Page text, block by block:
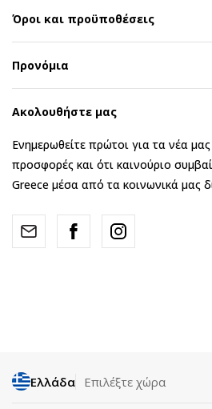
Όροι και προϋποθέσεις
Προνόμια
Ακολουθήστε μας
Ενημερωθείτε πρώτοι για τα νέα
προσφορές και ότι καινούριο
Greece μέσα από τα κοινωνικά μας
Ελλάδα Επιλέξτε χώρα